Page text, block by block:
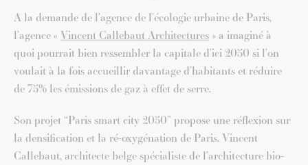
A la demande de l’agence de l’écologie urbaine de Paris,
l’agence « Vincent Callebaut Architectures » a imaginé à
quoi pourrait bien ressembler la capitale d’ici 2050 si l’on
voulait à la fois accueillir davantage d’habitants et réduire
de 75% les émissions de gaz à effet de serre.
Son projet “Paris smart city 2050” propose une réflexion sur
la densification et la ré-oxygénation de Paris. Vincent
Callebaut, architecte belge spécialiste de l’architecture bio-